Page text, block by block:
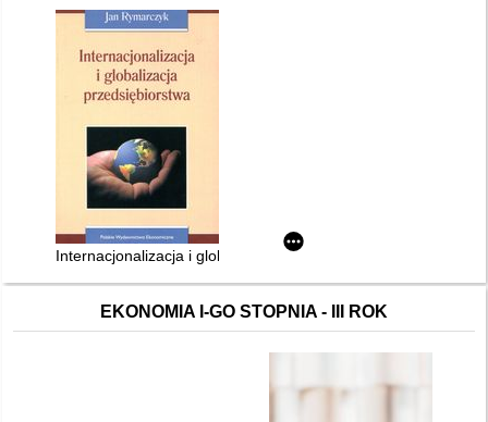
Internacjonalizacja i globalizacja przedsiębiorstwa
EKONOMIA I-GO STOPNIA - III ROK